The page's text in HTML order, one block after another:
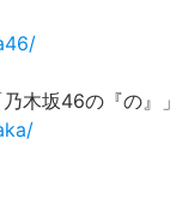
木坂46の『の』